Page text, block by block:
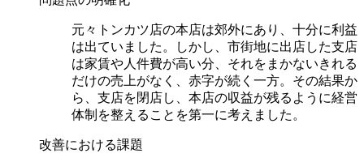
元々トンカツ店の本店は郊外にあり、十分に利益
は出ていました。しかし、市街地に出店した支店
は家賃や人件費が高い分、それをまかないきれる
だけの売上がなく、赤字が続く一方。その結果か
ら、支店を閉店し、本店の収益が残るように経営
体制を整えることを第一に考えました。
改善における課題